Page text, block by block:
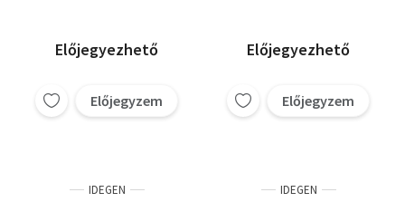
Előjegyezhető
Előjegyzem
Előjegyezhető
Előjegyzem
IDEGEN IDEGEN